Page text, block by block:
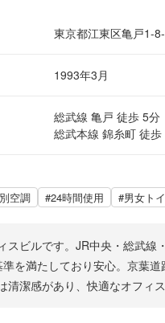
東京都江東区亀戸1-
1993年3月
総武線 亀戸 徒歩 5分
総武本線 錦糸町 徒
空調 #24時間使用 #男女ト
スビルです。JR中央・総武
を満たしており安心。京葉
清潔感があり、快適なオフィ